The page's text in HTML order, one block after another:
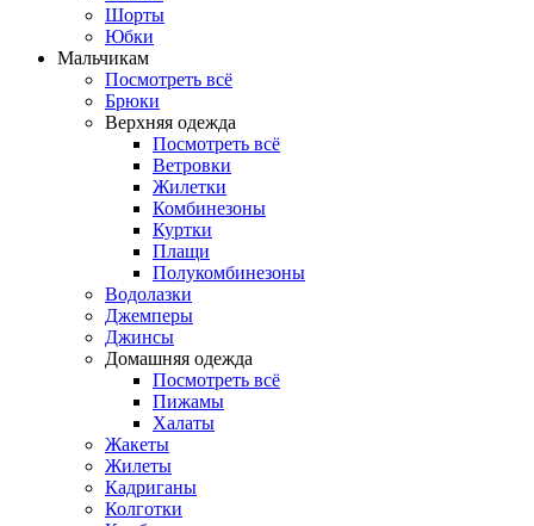
Шорты
Юбки
Мальчикам
Посмотреть всё
Брюки
Верхняя одежда
Посмотреть всё
Ветровки
Жилетки
Комбинезоны
Куртки
Плащи
Полукомбинезоны
Водолазки
Джемперы
Джинсы
Домашняя одежда
Посмотреть всё
Пижамы
Халаты
Жакеты
Жилеты
Кадриганы
Колготки